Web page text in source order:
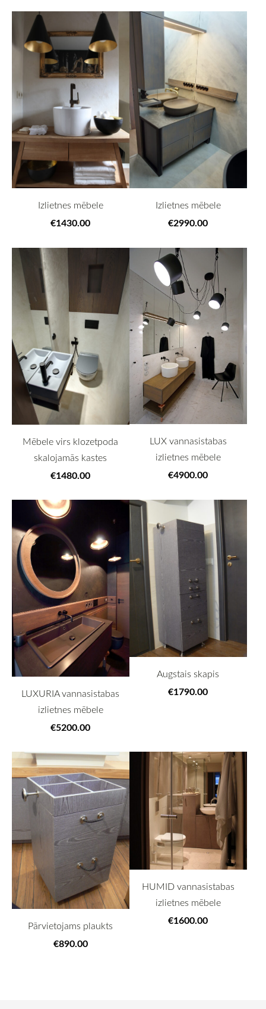
Izlietnes mēbele
€1430.00
Izlietnes mēbele
€2990.00
Mēbele virs klozetpoda
skalojamās kastes
€1480.00
LUX vannasistabas
izlietnes mēbele
€4900.00
LUXURIA vannasistabas
izlietnes mēbele
€5200.00
Augstais skapis
€1790.00
Pārvietojams plaukts
€890.00
HUMID vannasistabas
izlietnes mēbele
€1600.00